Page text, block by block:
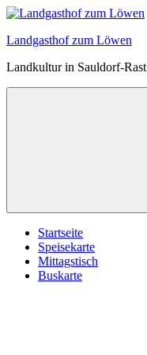
Zum
springen
Landgasthof zum Löwen
Landkultur in Sauldorf-Rast
Startseite
Speisekarte
Mittagstisch
Buskarte